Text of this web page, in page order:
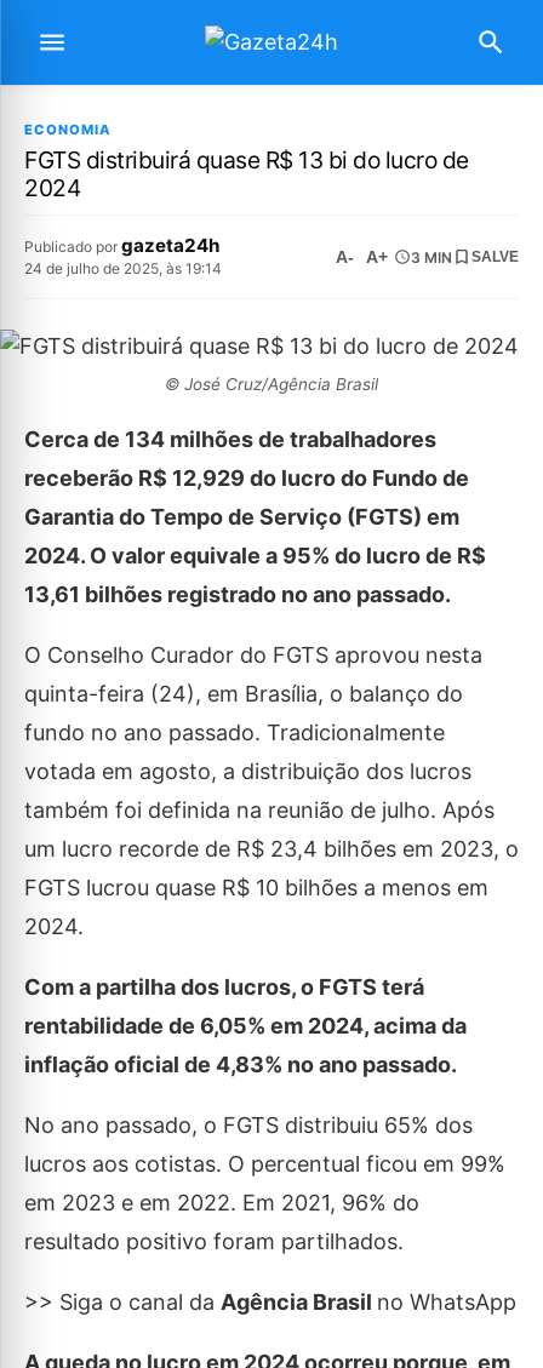
ECONOMIA
FGTS distribuirá quase R$ 13 bi do lucro de
2024
Publicado por gazeta24h
24 de julho de 2025, às 19:14
A- A+ 3 MIN SALVE
© José Cruz/Agência Brasil
Cerca de 134 milhões de trabalhadores
receberão R$ 12,929 do lucro do Fundo de
Garantia do Tempo de Serviço (FGTS) em
2024. O valor equivale a 95% do lucro de R$
13,61 bilhões registrado no ano passado.
O Conselho Curador do FGTS aprovou nesta
quinta-feira (24), em Brasília, o balanço do
fundo no ano passado. Tradicionalmente
votada em agosto, a distribuição dos lucros
também foi definida na reunião de julho. Após
um lucro recorde de R$ 23,4 bilhões em 2023, o
FGTS lucrou quase R$ 10 bilhões a menos em
2024.
Com a partilha dos lucros, o FGTS terá
rentabilidade de 6,05% em 2024, acima da
inflação oficial de 4,83% no ano passado.
No ano passado, o FGTS distribuiu 65% dos
lucros aos cotistas. O percentual ficou em 99%
em 2023 e em 2022. Em 2021, 96% do
resultado positivo foram partilhados.
>> Siga o canal da Agência Brasil no WhatsApp
A queda no lucro em 2024 ocorreu porque, em